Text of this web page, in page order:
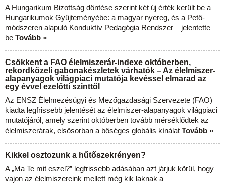
A Hungarikum Bizottság döntése szerint két új érték került be a
Hungarikumok Gyűjteményébe: a magyar nyereg, és a Pető-
módszeren alapuló Konduktív Pedagógia Rendszer – jelentette
be Tovább »
Csökkent a FAO élelmiszerár-indexe októberben,
rekordközeli gabonakészletek várhatók – Az élelmiszer-
alapanyagok világpiaci mutatója kevéssel elmarad az
egy évvel ezelőtti szinttől
Az ENSZ Élelmezésügyi és Mezőgazdasági Szervezete (FAO)
kiadta legfrissebb jelentését az élelmiszer-alapanyagok világpiaci
mutatójáról, amely szerint októberben tovább mérséklődtek az
élelmiszerárak, elsősorban a bőséges globális kínálat Tovább »
Kikkel osztozunk a hűtőszekrényen?
A „Ma Te mit eszel?” legfrissebb adásában azt járjuk körül, hogy
vajon az élelmiszereink mellett még kik laknak a